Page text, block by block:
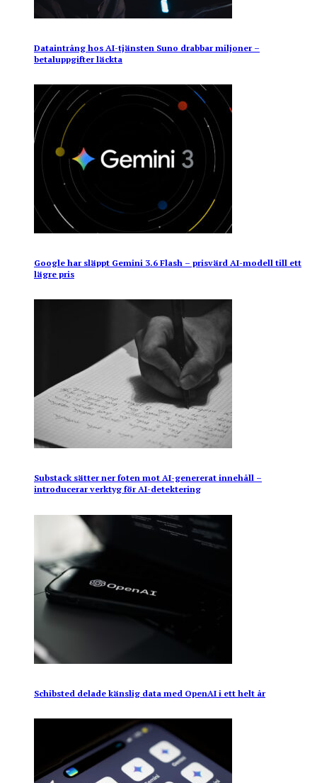
Dataintrång hos AI-tjänsten Suno drabbar miljoner –
betaluppgifter läckta
Google har släppt Gemini 3.6 Flash – prisvärd AI-modell till ett
lägre pris
Substack sätter ner foten mot AI-genererat innehåll –
introducerar verktyg för AI-detektering
Schibsted delade känslig data med OpenAI i ett helt år